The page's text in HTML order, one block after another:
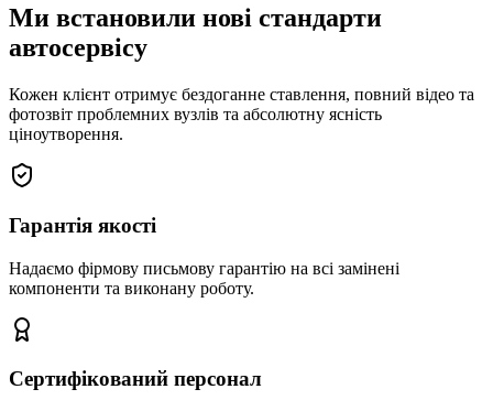
Ми встановили нові стандарти
автосервісу
Кожен клієнт отримує бездоганне ставлення, повний відео та
фотозвіт проблемних вузлів та абсолютну ясність
ціноутворення.
Гарантія якості
Надаємо фірмову письмову гарантію на всі замінені
компоненти та виконану роботу.
Сертифікований персонал